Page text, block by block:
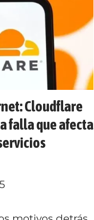
Cloudflare
falla que afecta